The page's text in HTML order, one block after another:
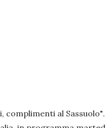
complimenti al Sassuolo"